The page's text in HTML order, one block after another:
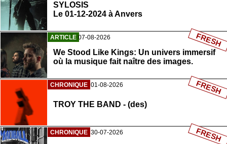
SYLOSIS
Le 01-12-2024 à Anvers
ARTICLE 07-08-2026
We Stood Like Kings: Un univers immersif
où la musique fait naître des images.
FRESH
CHRONIQUE 01-08-2026
TROY THE BAND - (des)
FRESH
CHRONIQUE 30-07-2026 FRESH